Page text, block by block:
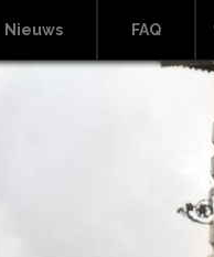
Nieuws FAQ